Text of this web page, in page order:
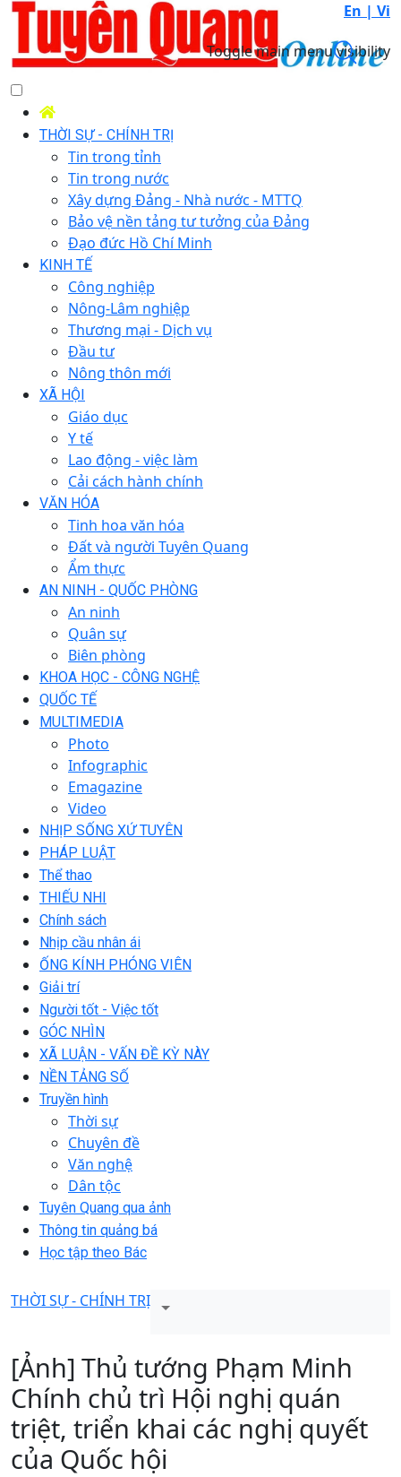
En | Vi
Toggle main menu visibility
THỜI SỰ - CHÍNH TRỊ
Tin trong tỉnh
Tin trong nước
Xây dựng Đảng - Nhà nước - MTTQ
Bảo vệ nền tảng tư tưởng của Đảng
Đạo đức Hồ Chí Minh
KINH TẾ
Công nghiệp
Nông-Lâm nghiệp
Thương mại - Dịch vụ
Đầu tư
Nông thôn mới
XÃ HỘI
Giáo dục
Y tế
Lao động - việc làm
Cải cách hành chính
VĂN HÓA
Tinh hoa văn hóa
Đất và người Tuyên Quang
Ẩm thực
AN NINH - QUỐC PHÒNG
An ninh
Quân sự
Biên phòng
KHOA HỌC - CÔNG NGHỆ
QUỐC TẾ
MULTIMEDIA
Photo
Infographic
Emagazine
Video
NHỊP SỐNG XỨ TUYÊN
PHÁP LUẬT
Thể thao
THIẾU NHI
Chính sách
Nhịp cầu nhân ái
ỐNG KÍNH PHÓNG VIÊN
Giải trí
Người tốt - Việc tốt
GÓC NHÌN
XÃ LUẬN - VẤN ĐỀ KỲ NÀY
NỀN TẢNG SỐ
Truyền hình
Thời sự
Chuyên đề
Văn nghệ
Dân tộc
Tuyên Quang qua ảnh
Thông tin quảng bá
Học tập theo Bác
THỜI SỰ - CHÍNH TRỊ
[Ảnh] Thủ tướng Phạm Minh
Chính chủ trì Hội nghị quán
triệt, triển khai các nghị quyết
của Quốc hội